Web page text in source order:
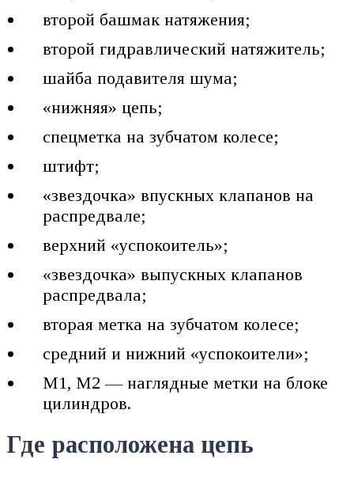
второй башмак натяжения;
второй гидравлический натяжитель;
шайба подавителя шума;
«нижняя» цепь;
спецметка на зубчатом колесе;
штифт;
«звездочка» впускных клапанов на
распредвале;
верхний «успокоитель»;
«звездочка» выпускных клапанов
распредвала;
вторая метка на зубчатом колесе;
средний и нижний «успокоители»;
M1, M2 — наглядные метки на блоке
цилиндров.
Где расположена цепь